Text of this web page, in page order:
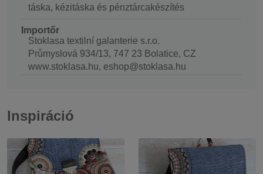
táska, kézitáska és pénztárcakészítés
Importőr
Stoklasa textilní galanterie s.r.o.
Průmyslová 934/13, 747 23 Bolatice, CZ
www.stoklasa.hu, eshop@stoklasa.hu
Inspiráció